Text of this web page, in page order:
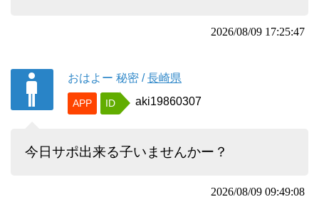
2026/08/09 17:25:47
おはよー 秘密 /長崎県
APP ID aki19860307
今日サポ出来る子いませんかー？
2026/08/09 09:49:08